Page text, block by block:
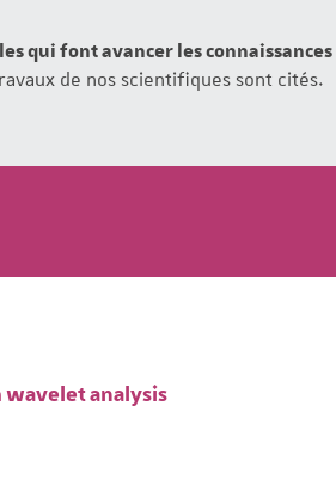
qui font avancer les
de nos scientifiques sont cités.
wavelet analysis